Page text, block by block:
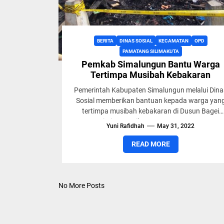
BERITA DINAS SOSIAL KECAMATAN
OPD
PAMATANG SILIMAKUTA
Pemkab Simalungun Bantu Warga
Tertimpa Musibah Kebakaran
Pemerintah Kabupaten Simalungun melalui
Sosial memberikan bantuan kepada warga
tertimpa musibah kebakaran di Dusun Bagei
Nagori Ujung Saribu Kecamatan Pamatang
Yuni Rafidhah May 31, 2022
READ MORE
No More Posts